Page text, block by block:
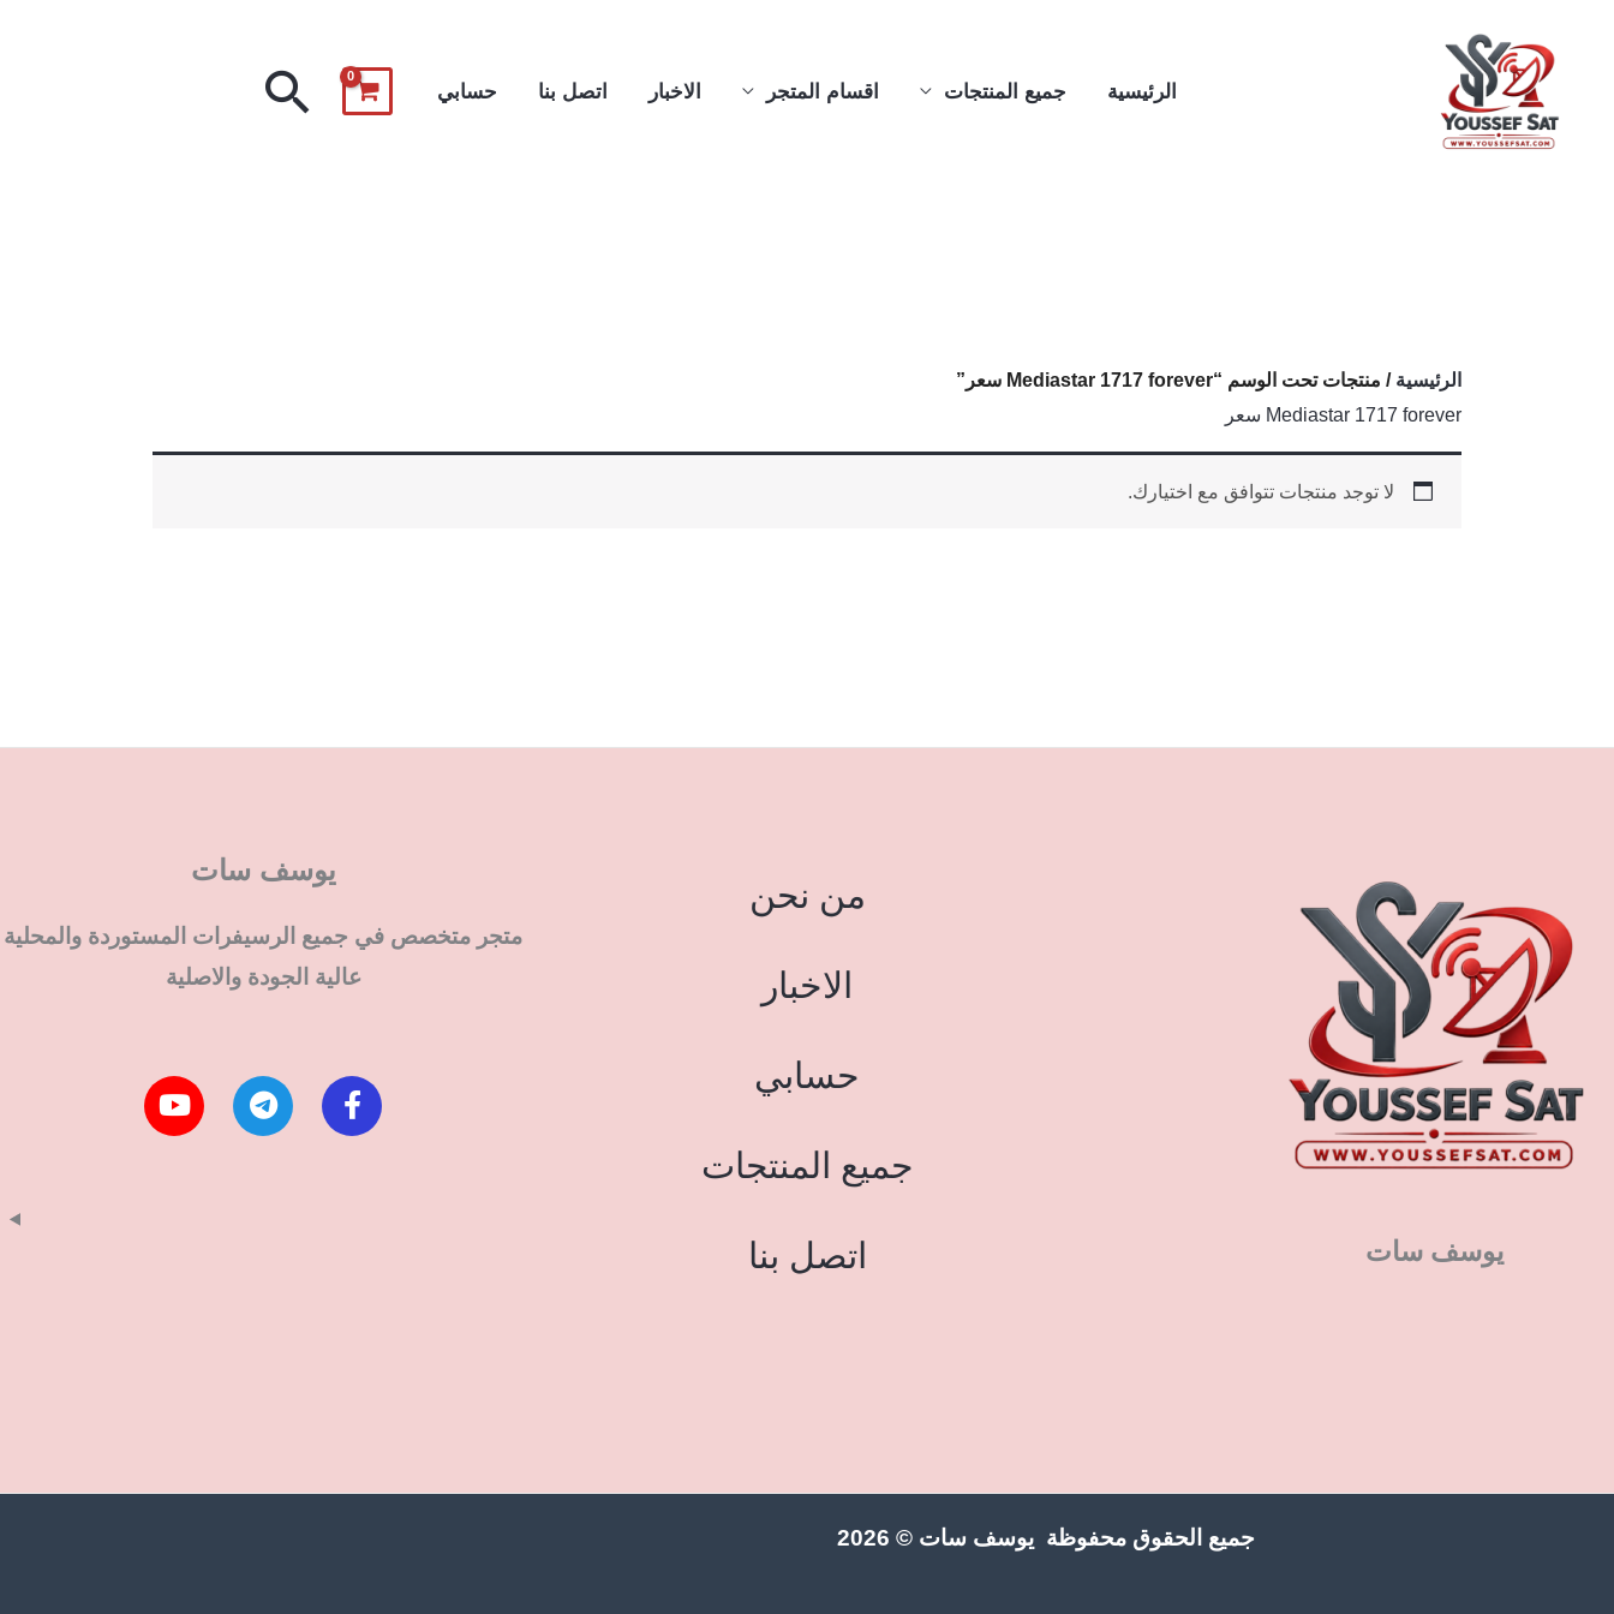
الرئيسية جميع المنتجات اقسام المتجر الاخبار اتصل بنا حسابي البحث
الرئيسية / منتجات تحت الوسم “Mediastar 1717 forever سعر”
Mediastar 1717 forever سعر
لا توجد منتجات تتوافق مع اختيارك.
يوسف سات
من نحن
الاخبار
حسابي
جميع المنتجات
اتصل بنا
يوسف سات
متجر متخصص في جميع الرسيفرات المستوردة والمحلية
عالية الجودة والاصلية
جميع الحقوق محفوظة يوسف سات © 2026